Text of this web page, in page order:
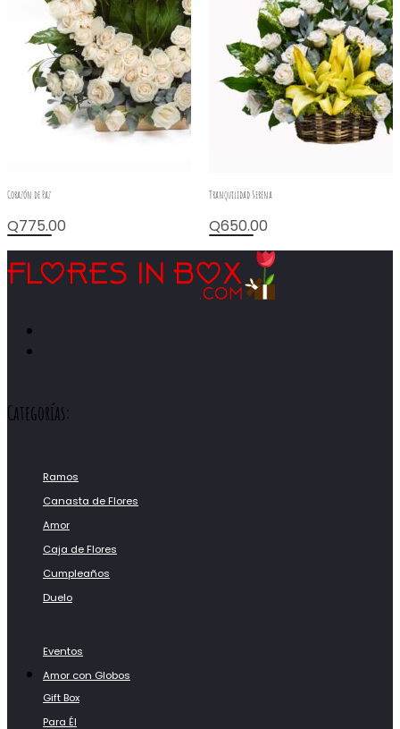
Corazón de Paz
Q775.00
Tranquilidad Serena
Q650.00
Categorías:
Ramos
Canasta de Flores
Amor
Caja de Flores
Cumpleaños
Duelo
Eventos
Amor con Globos
Gift Box
Para Él